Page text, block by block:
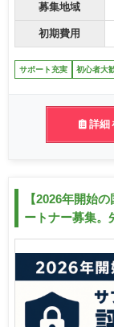
募集地域
初期費用
サポート充実 初心者大
詳細
【2026年開始
ートナー募集。